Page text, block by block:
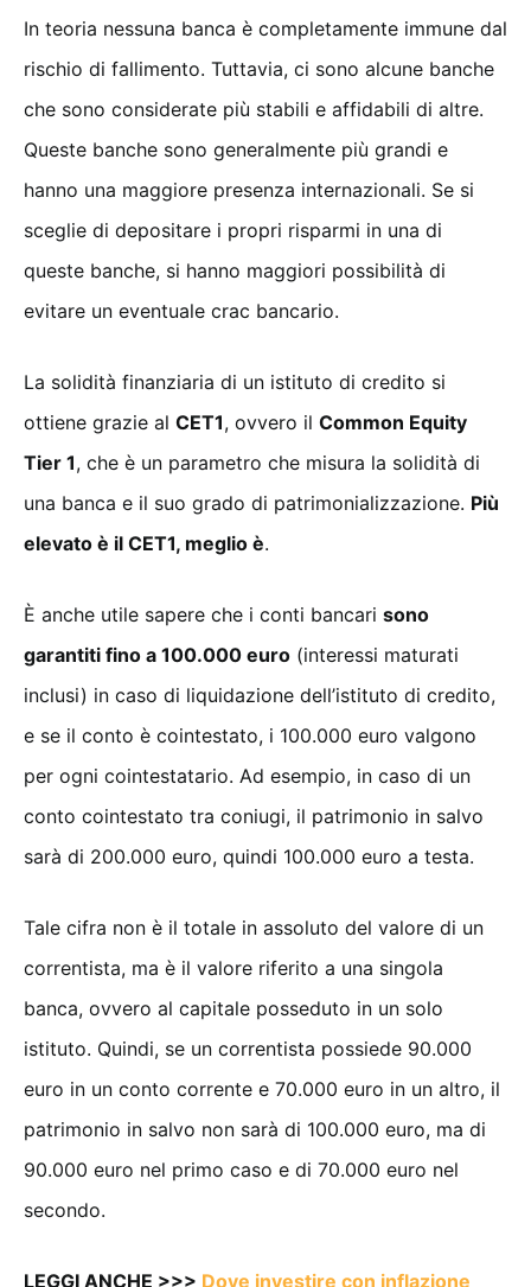
In teoria nessuna banca è completamente immune dal
rischio di fallimento. Tuttavia, ci sono alcune banche
che sono considerate più stabili e affidabili di altre.
Queste banche sono generalmente più grandi e
hanno una maggiore presenza internazionali. Se si
sceglie di depositare i propri risparmi in una di
queste banche, si hanno maggiori possibilità di
evitare un eventuale crac bancario.
La solidità finanziaria di un istituto di credito si
ottiene grazie al CET1, ovvero il Common Equity
Tier 1, che è un parametro che misura la solidità di
una banca e il suo grado di patrimonializzazione. Più
elevato è il CET1, meglio è.
È anche utile sapere che i conti bancari sono
garantiti fino a 100.000 euro (interessi maturati
inclusi) in caso di liquidazione dell’istituto di credito,
e se il conto è cointestato, i 100.000 euro valgono
per ogni cointestatario. Ad esempio, in caso di un
conto cointestato tra coniugi, il patrimonio in salvo
sarà di 200.000 euro, quindi 100.000 euro a testa.
Tale cifra non è il totale in assoluto del valore di un
correntista, ma è il valore riferito a una singola
banca, ovvero al capitale posseduto in un solo
istituto. Quindi, se un correntista possiede 90.000
euro in un conto corrente e 70.000 euro in un altro, il
patrimonio in salvo non sarà di 100.000 euro, ma di
90.000 euro nel primo caso e di 70.000 euro nel
secondo.
LEGGI ANCHE >>> Dove investire con inflazione